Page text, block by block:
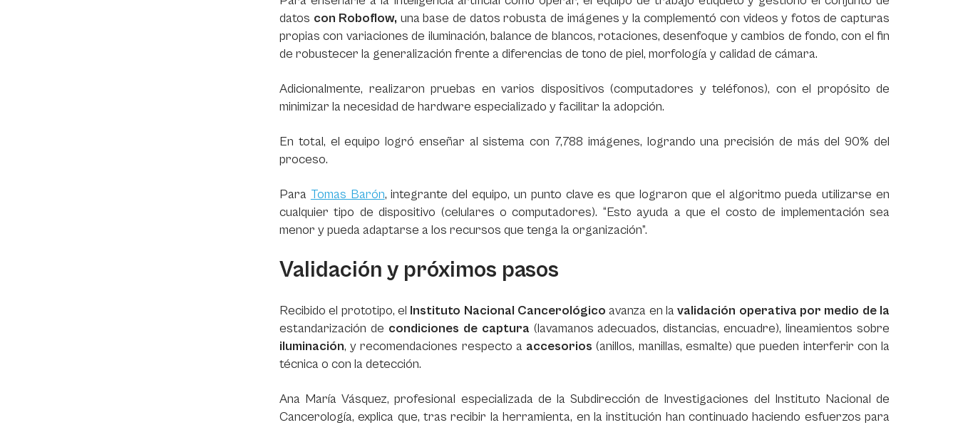
datos con Roboflow, una base de datos robusta de imágenes y la complementó con videos y fotos de capturas
propias con variaciones de iluminación, balance de blancos, rotaciones, desenfoque y cambios de fondo, con el fin
de robustecer la generalización frente a diferencias de tono de piel, morfología y calidad de cámara.
Adicionalmente, realizaron pruebas en varios dispositivos (computadores y teléfonos), con el propósito de
minimizar la necesidad de hardware especializado y facilitar la adopción.
En total, el equipo logró enseñar al sistema con 7,788 imágenes, logrando una precisión de más del 90% del
proceso.
Para Tomas Barón, integrante del equipo, un punto clave es que lograron que el algoritmo pueda utilizarse en
cualquier tipo de dispositivo (celulares o computadores). “Esto ayuda a que el costo de implementación sea
menor y pueda adaptarse a los recursos que tenga la organización”.
Validación y próximos pasos
Recibido el prototipo, el Instituto Nacional Cancerológico avanza en lavalidación operativa por medio de la
estandarización de condiciones de captura (lavamanos adecuados, distancias, encuadre), lineamientos sobre
iluminación, y recomendaciones respecto a accesorios (anillos, manillas, esmalte) que pueden interferir con la
técnica o con la detección.
Ana María Vásquez, profesional especializada de la Subdirección de Investigaciones del Instituto Nacional de
Cancerología, explica que, tras recibir la herramienta, en la institución han continuado haciendo esfuerzos para